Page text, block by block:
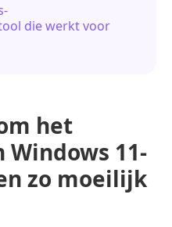
die werkt voor
het
11-
zo moeilijk